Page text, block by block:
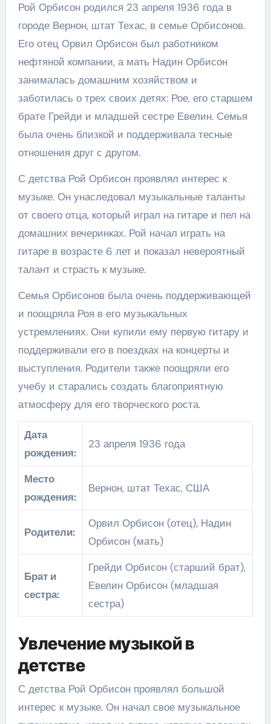
Рой Орбисон родился 23 апреля 1936 года в
городе Вернон, штат Техас, в семье Орбисонов.
Его отец Орвил Орбисон был работником
нефтяной компании, а мать Надин Орбисон
занималась домашним хозяйством и
заботилась о трех своих детях: Рое, его старшем
брате Грейди и младшей сестре Евелин. Семья
была очень близкой и поддерживала тесные
отношения друг с другом.
С детства Рой Орбисон проявлял интерес к
музыке. Он унаследовал музыкальные таланты
от своего отца, который играл на гитаре и пел на
домашних вечеринках. Рой начал играть на
гитаре в возрасте 6 лет и показал невероятный
талант и страсть к музыке.
Семья Орбисонов была очень поддерживающей
и поощряла Роя в его музыкальных
устремлениях. Они купили ему первую гитару и
поддерживали его в поездках на концерты и
выступления. Родители также поощряли его
учебу и старались создать благоприятную
атмосферу для его творческого роста.
Дата
рождения:
23 апреля 1936 года
Место
рождения:
Вернон, штат Техас, США
Родители:
Орвил Орбисон (отец), Надин
Орбисон (мать)
Брат и
сестра:
Грейди Орбисон (старший брат),
Евелин Орбисон (младшая
сестра)
Увлечение музыкой в
детстве
С детства Рой Орбисон проявлял большой
интерес к музыке. Он начал свое музыкальное